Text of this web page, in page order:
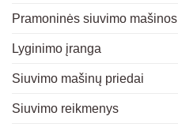
Pramoninės siuvimo mašinos
Lyginimo įranga
Siuvimo mašinų priedai
Siuvimo reikmenys